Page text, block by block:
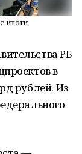
итоги
РБ
в
рублей. Из